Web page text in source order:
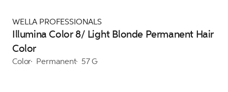
WELLA PROFESSIONALS
Illumina Color 8/ Light Blonde Permanent Hair
Color
Color Permanent 57 G